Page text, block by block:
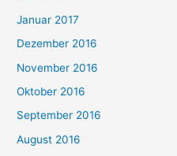
Januar 2017
Dezember 2016
November 2016
Oktober 2016
September 2016
August 2016